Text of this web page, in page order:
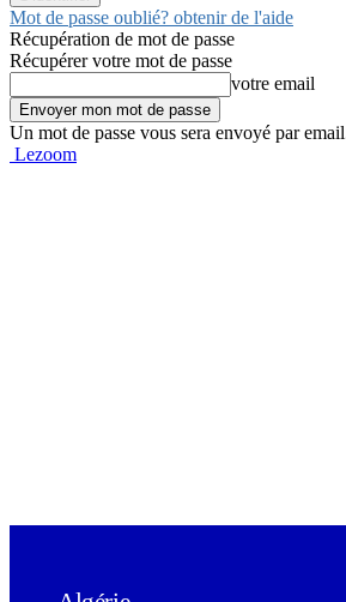
Mot de passe oublié? obtenir de l'aide
Récupération de mot de passe
Récupérer votre mot de passe
votre email
Un mot de passe vous sera envoyé par
Lezoom